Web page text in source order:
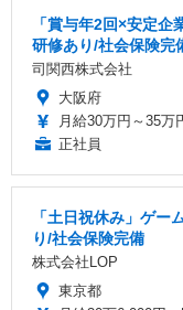
「賞与年2回×安定
研修あり/社会保険完
司関西株式会社
大阪府
月給30万円～35万
正社員
「土日祝休み」ゲー
り/社会保険完備
株式会社LOP
東京都